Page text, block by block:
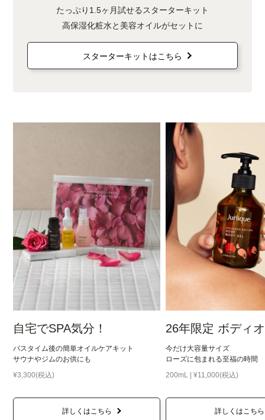
たっぷり1.5ヶ月試せるスターターキット
高保湿化粧水と美容オイルがセットに
スターターキットはこちら
自宅でSPA気分！
バスタイム後の簡単オイルケアキット
サウナやジムのお供にも
¥3,300(税込)
詳しくはこちら
26年限定 ボディ
今だけ大容量サイズ
ローズに包まれる至福の時間
200mL | ¥11,000(税込)
詳しくはこちら